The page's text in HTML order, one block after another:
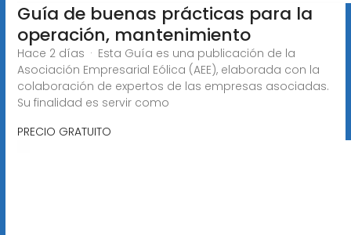
Guía de buenas prácticas para la
operación, mantenimiento
Hace 2 días · Esta Guía es una publicación de la
Asociación Empresarial Eólica (AEE), elaborada con la
colaboración de expertos de las empresas asociadas.
Su finalidad es servir como
PRECIO GRATUITO